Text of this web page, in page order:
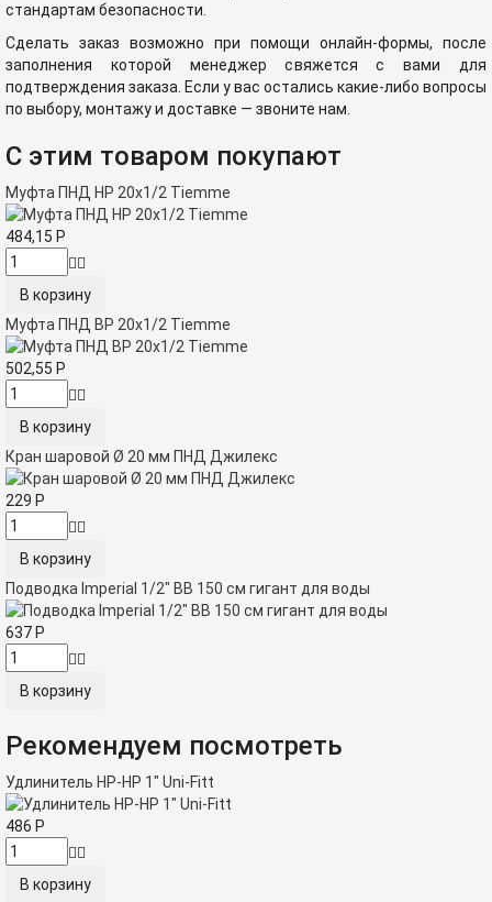
стандартам безопасности.
Сделать заказ возможно при помощи онлайн-формы, после
заполнения которой менеджер свяжется с вами для
подтверждения заказа. Если у вас остались какие-либо вопросы
по выбору, монтажу и доставке — звоните нам.
С этим товаром покупают
Муфта ПНД НР 20x1/2 Tiemme
484,15 Р
Муфта ПНД ВР 20x1/2 Tiemme
502,55 Р
Кран шаровой Ø 20 мм ПНД Джилекс
229 Р
Подводка Imperial 1/2" ВВ 150 см гигант для воды
637 Р
Рекомендуем посмотреть
Удлинитель НР-НР 1" Uni-Fitt
486 Р